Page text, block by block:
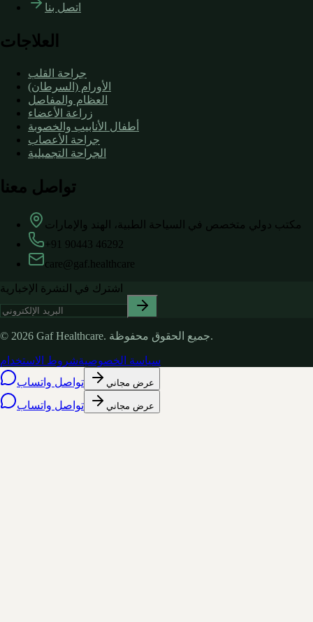
اتصل بنا
العلاجات
جراحة القلب
الأورام (السرطان)
العظام والمفاصل
زراعة الأعضاء
أطفال الأنابيب والخصوبة
جراحة الأعصاب
الجراحة التجميلية
تواصل معنا
مكتب دولي متخصص في السياحة الطبية، الهند والإمارات
+91 90443 46292
care@gaf.healthcare
اشترك في النشرة الإخبارية
© 2026 Gaf Healthcare. جميع الحقوق محفوظة.
سياسة الخصوصيةشروط الاستخدام
تواصل واتساب
عرض مجاني
تواصل واتساب عرض مجاني